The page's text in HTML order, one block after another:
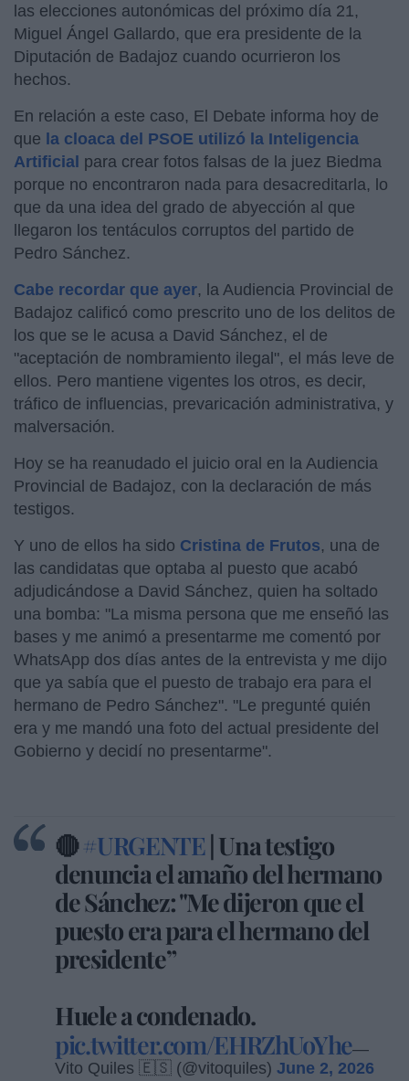
las elecciones autonómicas del próximo día 21,
Miguel Ángel Gallardo, que era presidente de la
Diputación de Badajoz cuando ocurrieron los
hechos.
En relación a este caso, El Debate informa hoy de
que la cloaca del PSOE utilizó la Inteligencia
Artificial para crear fotos falsas de la juez Biedma
porque no encontraron nada para desacreditarla, lo
que da una idea del grado de abyección al que
llegaron los tentáculos corruptos del partido de
Pedro Sánchez.
Cabe recordar que ayer, la Audiencia Provincial de
Badajoz calificó como prescrito uno de los delitos de
los que se le acusa a David Sánchez, el de
"aceptación de nombramiento ilegal", el más leve de
ellos. Pero mantiene vigentes los otros, es decir,
tráfico de influencias, prevaricación administrativa, y
malversación.
Hoy se ha reanudado el juicio oral en la Audiencia
Provincial de Badajoz, con la declaración de más
testigos.
Y uno de ellos ha sido Cristina de Frutos, una de
las candidatas que optaba al puesto que acabó
adjudicándose a David Sánchez, quien ha soltado
una bomba: "La misma persona que me enseñó las
bases y me animó a presentarme me comentó por
WhatsApp dos días antes de la entrevista y me dijo
que ya sabía que el puesto de trabajo era para el
hermano de Pedro Sánchez". "Le pregunté quién
era y me mandó una foto del actual presidente del
Gobierno y decidí no presentarme".
🔴#URGENTE| Una testigo
denuncia el amaño del hermano
de Sánchez: "Me dijeron que el
puesto era para el hermano del
presidente”
Huele a condenado.
pic.twitter.com/EHRZhUoYhe—
Vito Quiles 🇪🇸 (@vitoquiles) June 2, 2026